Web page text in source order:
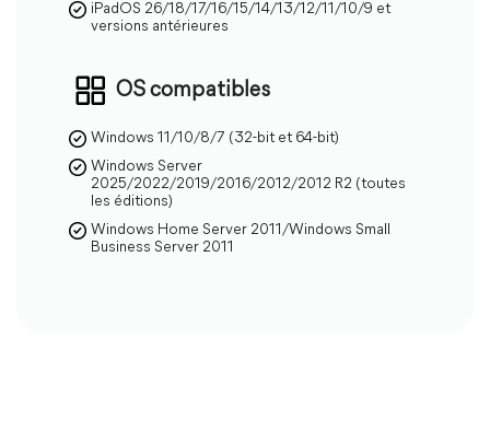
Compatibilité étendue Tous les appareils
Problèmes réparables
iPadOS 26/18/17/16/15/14/13/12/11/10/9 et
versions antérieures
OS compatibles
Windows 11/10/8/7 (32-bit et 64-bit)
Windows Server
2025/2022/2019/2016/2012/2012 R2 (toutes
les éditions)
Windows Home Server 2011/Windows Small
Business Server 2011